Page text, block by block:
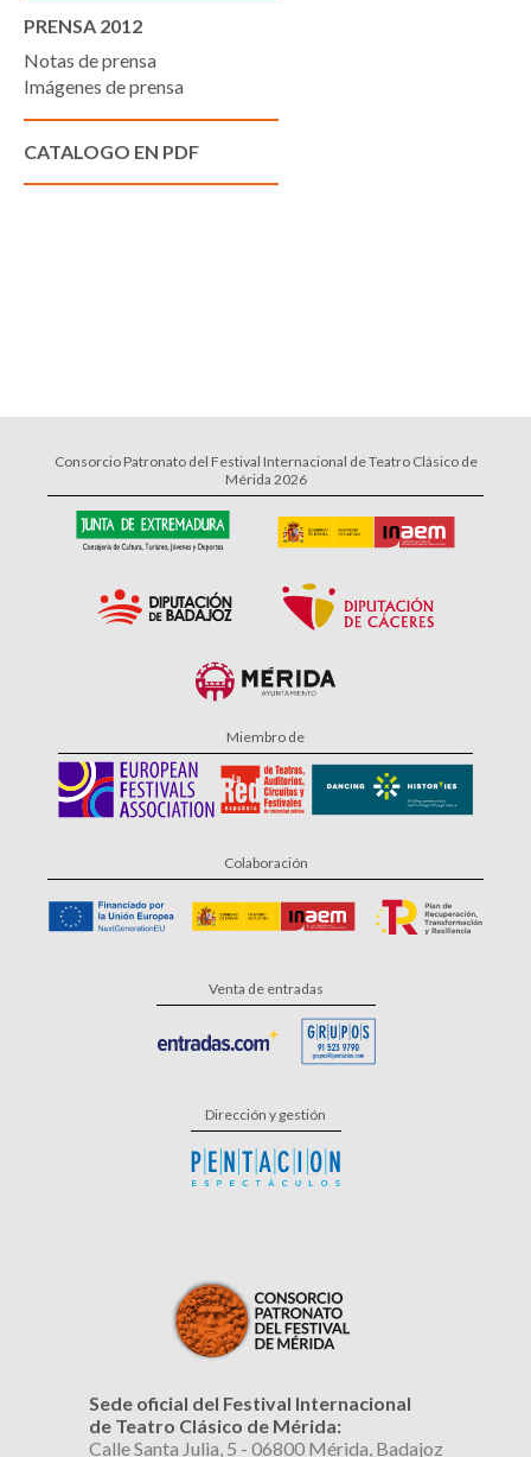
PRENSA 2012
Notas de prensa
Imágenes de prensa
CATALOGO EN PDF
Consorcio Patronato del Festival Internacional de Teatro Clásico de
Mérida 2026
Miembro de
Colaboración
Venta de entradas
Dirección y gestión
Sede oficial del Festival Internacional
de Teatro Clásico de Mérida:
Calle Santa Julia, 5 - 06800 Mérida, Badajoz